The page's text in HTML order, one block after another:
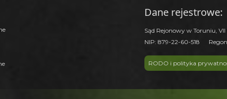
Dane rejestrowe:
Sąd Rejonowy w Toruniu,
NIP: 879-22-60-518 Regon:
RODO i polityka